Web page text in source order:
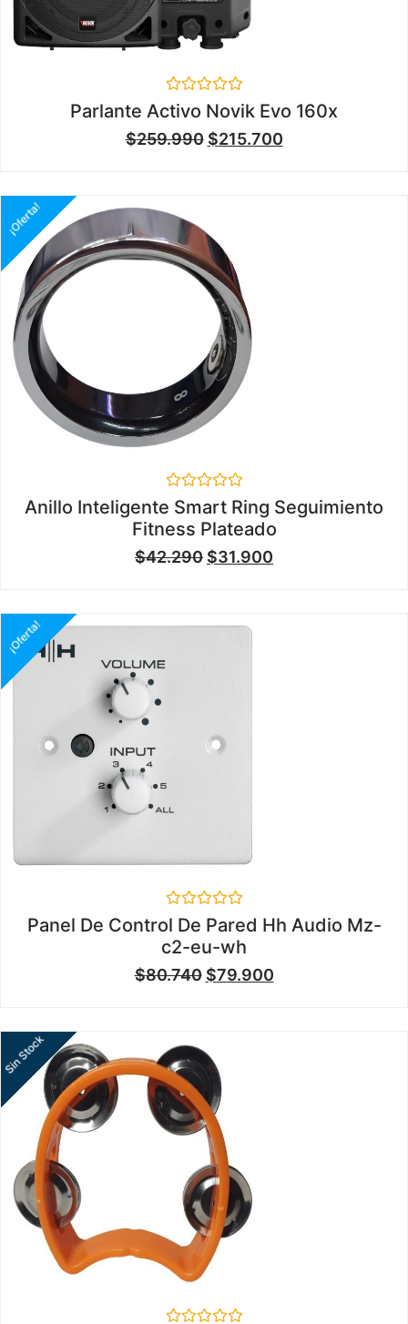
Valorado
en
0
de
Parlante Activo Novik Evo 160x
$259.990 $215.700
¡Oferta!
Valorado
en
0
de
5
Anillo Inteligente Smart Ring Seguimiento
Fitness Plateado
$42.290 $31.900
¡Oferta!
Valorado
en
0
de
5
Panel De Control De Pared Hh Audio Mz-
c2-eu-wh
$80.740 $79.900
Sin Stock